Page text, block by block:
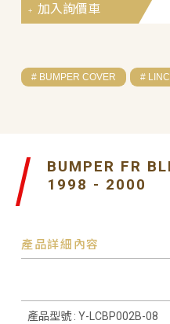
加入詢價車
# BUMPER COVER #
BUMPER FR
1998 - 2000
產品詳細內容
產品型號 : Y-LCBP002B-08